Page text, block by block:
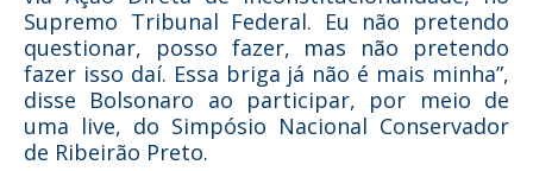
Supremo Tribunal Federal. Eu não pretendo
questionar, posso fazer, mas não pretendo
fazer isso daí. Essa briga já não é mais minha”,
disse Bolsonaro ao participar, por meio de
uma live, do Simpósio Nacional Conservador
de Ribeirão Preto.